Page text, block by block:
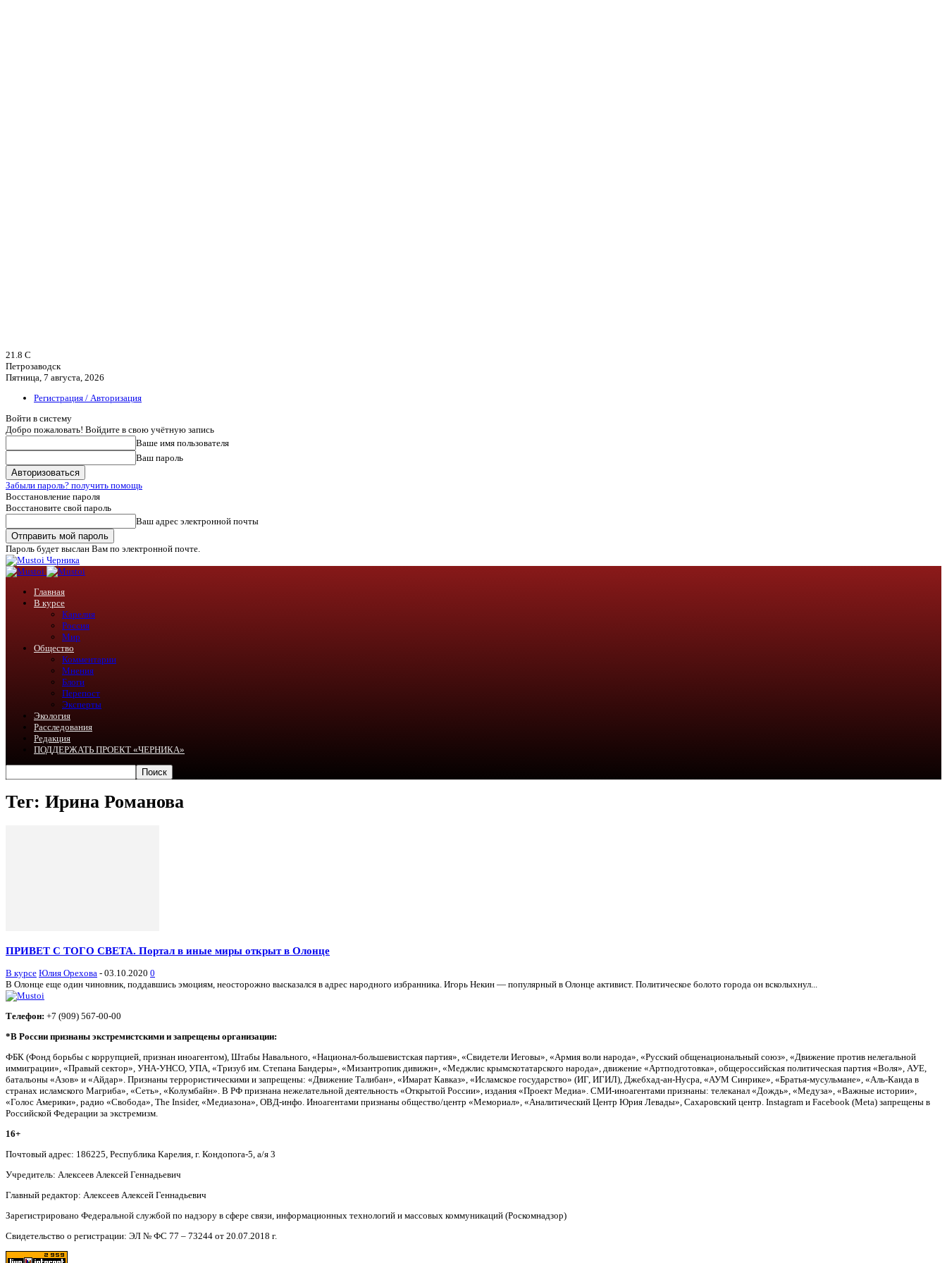
21.8 C
Петрозаводск
Пятница, 7 августа, 2026
Регистрация / Авторизация
Войти в систему
Добро пожаловать! Войдите в свою учётную запись
Ваше имя пользователя
Ваш пароль
Забыли пароль? получить помощь
Восстановление пароля
Восстановите свой пароль
Ваш адрес электронной почты
Пароль будет выслан Вам по электронной почте.
Черника
Главная
В курсе
Карелия
Россия
Мир
Общество
Комментарии
Мнения
Блоги
Перепост
Эксперты
Экология
Расследования
Редакция
ПОДДЕРЖАТЬ ПРОЕКТ «ЧЕРНИКА»
Тег: Ирина Романова
ПРИВЕТ С ТОГО СВЕТА. Портал в иные миры открыт в Олонце
В курсе Юлия Орехова - 03.10.2020 0
В Олонце еще один чиновник, поддавшись эмоциям, неосторожно высказался в адрес народного избранника. Игорь Некин — популярный в Олонце активист. Политическое болото города он всколыхнул...
Телефон: +7 (909) 567-00-00
*В России признаны экстремистскими и запрещены организации:
ФБК (Фонд борьбы с коррупцией, признан иноагентом), Штабы Навального, «Национал-большевистская партия», «Свидетели Иеговы», «Армия воли народа», «Русский общенациональный союз», «Движение против нелегальной
иммиграции», «Правый сектор», УНА-УНСО, УПА, «Тризуб им. Степана Бандеры», «Мизантропик дивижн», «Меджлис крымскотатарского народа», движение «Артподготовка», общероссийская политическая партия «Воля», АУЕ,
батальоны «Азов» и «Айдар». Признаны террористическими и запрещены: «Движение Талибан», «Имарат Кавказ», «Исламское государство» (ИГ, ИГИЛ), Джебхад-ан-Нусра, «АУМ Синрике», «Братья-мусульмане», «Аль-Каида в
странах исламского Магриба», «Сеть», «Колумбайн». В РФ признана нежелательной деятельность «Открытой России», издания «Проект Медиа». СМИ-иноагентами признаны: телеканал «Дождь», «Медуза», «Важные истории»,
«Голос Америки», радио «Свобода», The Insider, «Медиазона», ОВД-инфо. Иноагентами признаны общество/центр «Мемориал», «Аналитический Центр Юрия Левады», Сахаровский центр. Instagram и Facebook (Metа) запрещены в
Российской Федерации за экстремизм.
16+
Почтовый адрес: 186225, Республика Карелия, г. Кондопога-5, а/я 3
Учредитель: Алексеев Алексей Геннадьевич
Главный редактор: Алексеев Алексей Геннадьевич
Зарегистрировано Федеральной службой по надзору в сфере связи, информационных технологий и массовых коммуникаций (Роскомнадзор)
Свидетельство о регистрации: ЭЛ № ФС 77 – 73244 от 20.07.2018 г.